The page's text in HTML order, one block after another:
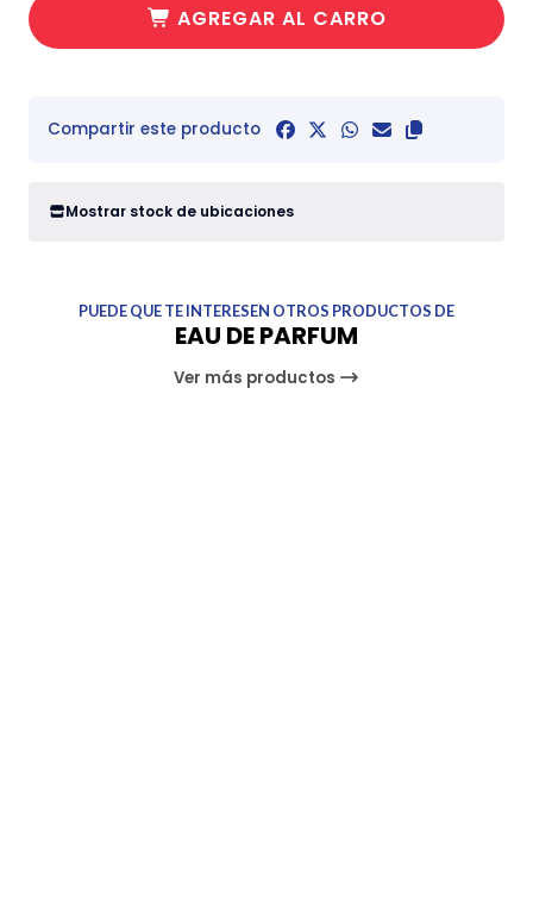
AGREGAR AL CARRO
Compartir este producto
Mostrar stock de ubicaciones
PUEDE QUE TE INTERESEN OTROS PRODUCTOS DE
EAU DE PARFUM
Ver más productos